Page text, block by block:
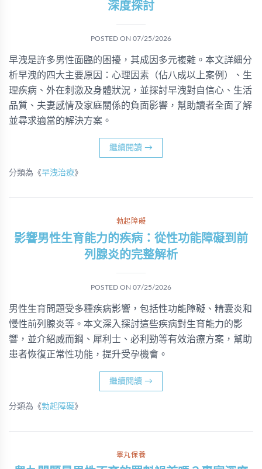
深度探討
POSTED ON 07/25/2026
早洩是許多男性面臨的困擾，其成因多元複雜。本文詳細分
析早洩的四大主要原因：心理因素（佔八成以上案例）、生
理疾病、外在刺激及身體狀況，並探討早洩對自信心、生活
品質、夫妻感情及家庭關係的負面影響，幫助讀者全面了解
並尋求適當的解決方案。
繼續閱讀 →
分類為《早洩治療》
勃起障礙
影響男性生育能力的疾病：從性功能障礙到前
列腺炎的完整解析
POSTED ON 07/25/2026
男性生育問題受多種疾病影響，包括性功能障礙、精囊炎和
慢性前列腺炎等。本文深入探討這些疾病對生育能力的影
響，並介紹威而鋼、犀利士、必利勁等有效治療方案，幫助
患者恢復正常性功能，提升受孕機會。
繼續閱讀 →
分類為《勃起障礙》
睾丸保養